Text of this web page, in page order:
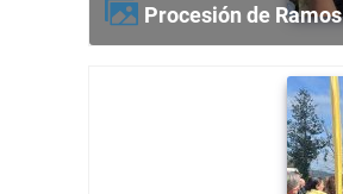
Procesión de Ramos